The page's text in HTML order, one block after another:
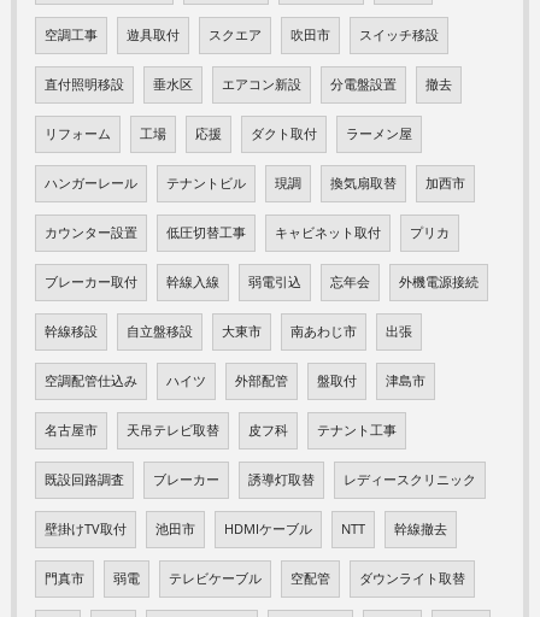
空調工事 遊具取付 スクエア 吹田市 スイッチ移設
直付照明移設 垂水区 エアコン新設 分電盤設置 撤去
リフォーム 工場 応援 ダクト取付 ラーメン屋
ハンガーレール テナントビル 現調 換気扇取替 加西市
カウンター設置 低圧切替工事 キャビネット取付 プリカ
ブレーカー取付 幹線入線 弱電引込 忘年会 外機電源接続
幹線移設 自立盤移設 大東市 南あわじ市 出張
空調配管仕込み ハイツ 外部配管 盤取付 津島市
名古屋市 天吊テレビ取替 皮フ科 テナント工事
既設回路調査 ブレーカー 誘導灯取替 レディースクリニック
壁掛けTV取付 池田市 HDMIケーブル NTT 幹線撤去
門真市 弱電 テレビケーブル 空配管 ダウンライト取替